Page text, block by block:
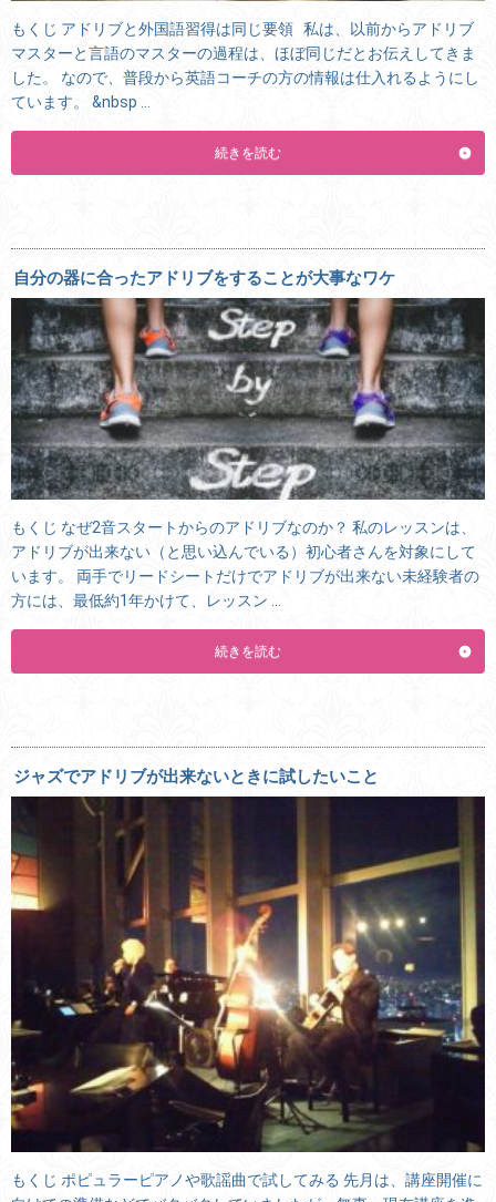
もくじ アドリブと外国語習得は同じ要領 私は、以前からアドリブ
マスターと言語のマスターの過程は、ほぼ同じだとお伝えしてきま
した。 なので、普段から英語コーチの方の情報は仕入れるようにし
ています。 &nbsp …
続きを読む
自分の器に合ったアドリブをすることが大事なワケ
もくじ なぜ2音スタートからのアドリブなのか？ 私のレッスンは、
アドリブが出来ない（と思い込んでいる）初心者さんを対象にして
います。 両手でリードシートだけでアドリブが出来ない未経験者の
方には、最低約1年かけて、レッスン …
続きを読む
ジャズでアドリブが出来ないときに試したいこと
もくじ ポピュラーピアノや歌謡曲で試してみる 先月は、講座開催に